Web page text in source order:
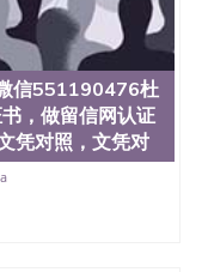
吗551190476
拿到国外毕业证
微信551190476
找毕业证封皮
制QQ微信
信551190476快
外留学文凭认证
QQ微信
法国留学
照片QQ微信
信551190476杜
，做留信网认证
凭对照，文凭对